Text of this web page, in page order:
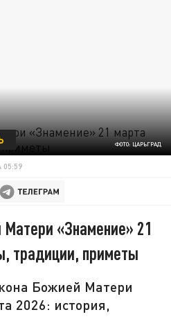
ФОТО: ЦАРЬГРАД
05:59
«Знамение» 21
традиции, приметы
Божией Матери
2026: история,